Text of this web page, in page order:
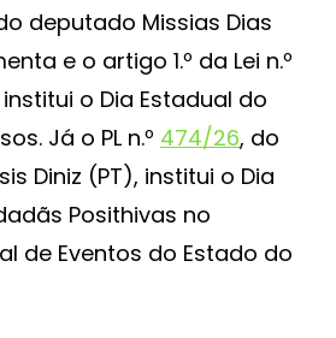
deputado Missias Dias
e o artigo 1.º da Lei n.º
institui o Dia Estadual do
Já o PL n.º 474/26, do
Diniz (PT), institui o Dia
Posithivas no
de Eventos do Estado do